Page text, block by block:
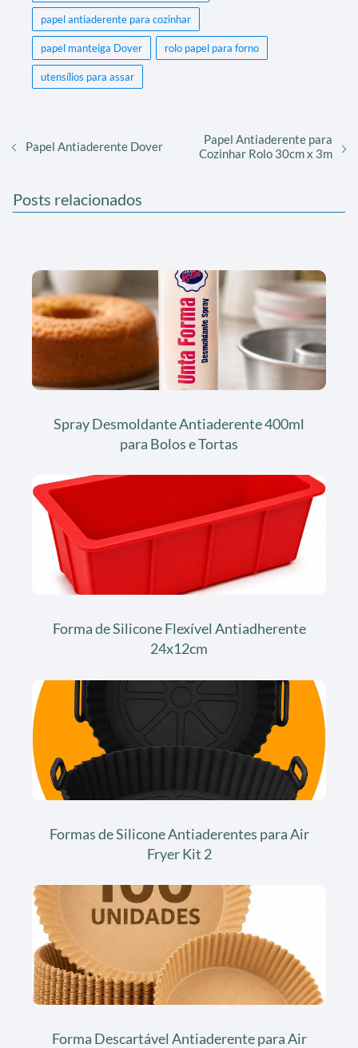
papel antiaderente para cozinhar
papel manteiga Dover rolo papel para forno
utensílios para assar
Papel Antiaderente Dover
Papel Antiaderente para
Cozinhar Rolo 30cm x 3m
Posts relacionados
Spray Desmoldante Antiaderente 400ml
para Bolos e Tortas
Forma de Silicone Flexível Antiadherente
24x12cm
Formas de Silicone Antiaderentes para Air
Fryer Kit 2
Forma Descartável Antiaderente para Air